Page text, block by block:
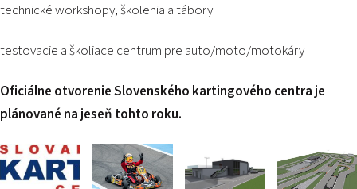
technické workshopy, školenia a tábory
testovacie a školiace centrum pre auto/moto/motokáry
Oficiálne otvorenie Slovenského kartingového centra je
plánované na jeseň tohto roku.